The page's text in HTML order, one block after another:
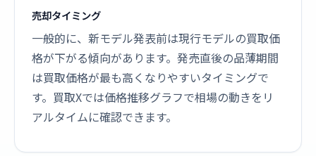
売却タイミング
一般的に、新モデル発表前は現行モデルの買取価
格が下がる傾向があります。発売直後の品薄期間
は買取価格が最も高くなりやすいタイミングで
す。買取Xでは価格推移グラフで相場の動きをリ
アルタイムに確認できます。